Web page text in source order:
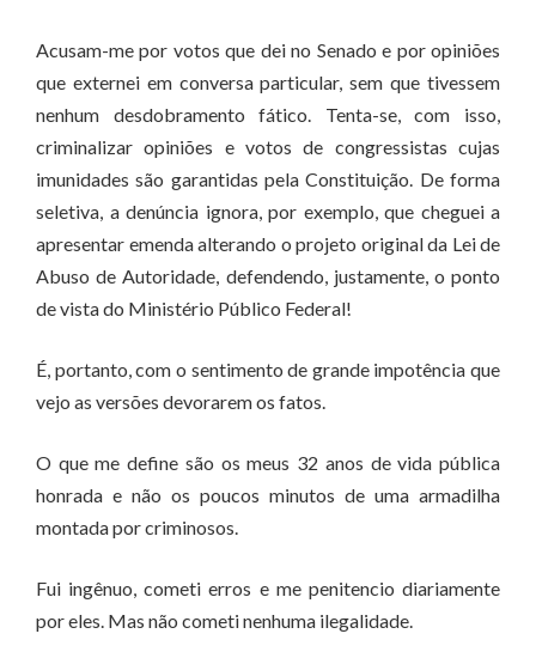
Acusam-me por votos que dei no Senado e por opiniões
que externei em conversa particular, sem que tivessem
nenhum desdobramento fático. Tenta-se, com isso,
criminalizar opiniões e votos de congressistas cujas
imunidades são garantidas pela Constituição. De forma
seletiva, a denúncia ignora, por exemplo, que cheguei a
apresentar emenda alterando o projeto original da Lei de
Abuso de Autoridade, defendendo, justamente, o ponto
de vista do Ministério Público Federal!
É, portanto, com o sentimento de grande impotência que
vejo as versões devorarem os fatos.
O que me define são os meus 32 anos de vida pública
honrada e não os poucos minutos de uma armadilha
montada por criminosos.
Fui ingênuo, cometi erros e me penitencio diariamente
por eles. Mas não cometi nenhuma ilegalidade.